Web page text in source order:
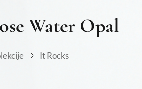
Water Opal
It Rocks